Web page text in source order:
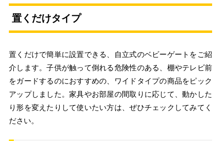
置くだけタイプ
置くだけで簡単に設置できる、自立式のベビーゲートをご紹
介します。子供が触って倒れる危険性のある、棚やテレビ前
をガードするのにおすすめの、ワイドタイプの商品をピック
アップしました。家具やお部屋の間取りに応じて、動かした
り形を変えたりして使いたい方は、ぜひチェックしてみてく
ださい。